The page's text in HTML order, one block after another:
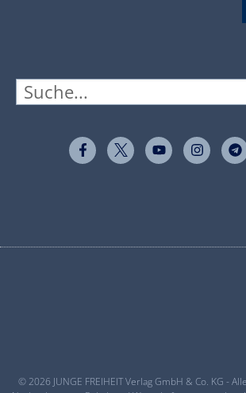
© 2026 JUNGE FREIHEIT Verlag GmbH & Co. KG -